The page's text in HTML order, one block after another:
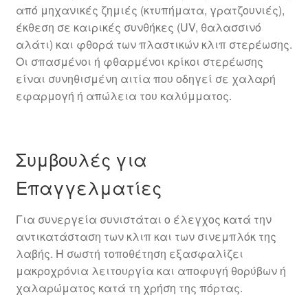
από μηχανικές ζημιές (κτυπήματα, γρατζουνιές),
έκθεση σε καιρικές συνθήκες (UV, θαλασσινό
αλάτι) και φθορά των πλαστικών κλιπ στερέωσης.
Οι σπασμένοι ή φθαρμένοι κρίκοι στερέωσης
είναι συνηθισμένη αιτία που οδηγεί σε χαλαρή
εφαρμογή ή απώλεια του καλύμματος.
Συμβουλές για
Επαγγελματίες
Για συνεργεία συνιστάται ο έλεγχος κατά την
αντικατάσταση των κλιπ και των σινεμπλόκ της
λαβής. Η σωστή τοποθέτηση εξασφαλίζει
μακροχρόνια λειτουργία και αποφυγή θορύβων ή
χαλαρώματος κατά τη χρήση της πόρτας.